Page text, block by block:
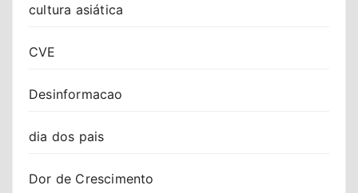
cultura asiática
CVE
Desinformacao
dia dos pais
Dor de Crescimento